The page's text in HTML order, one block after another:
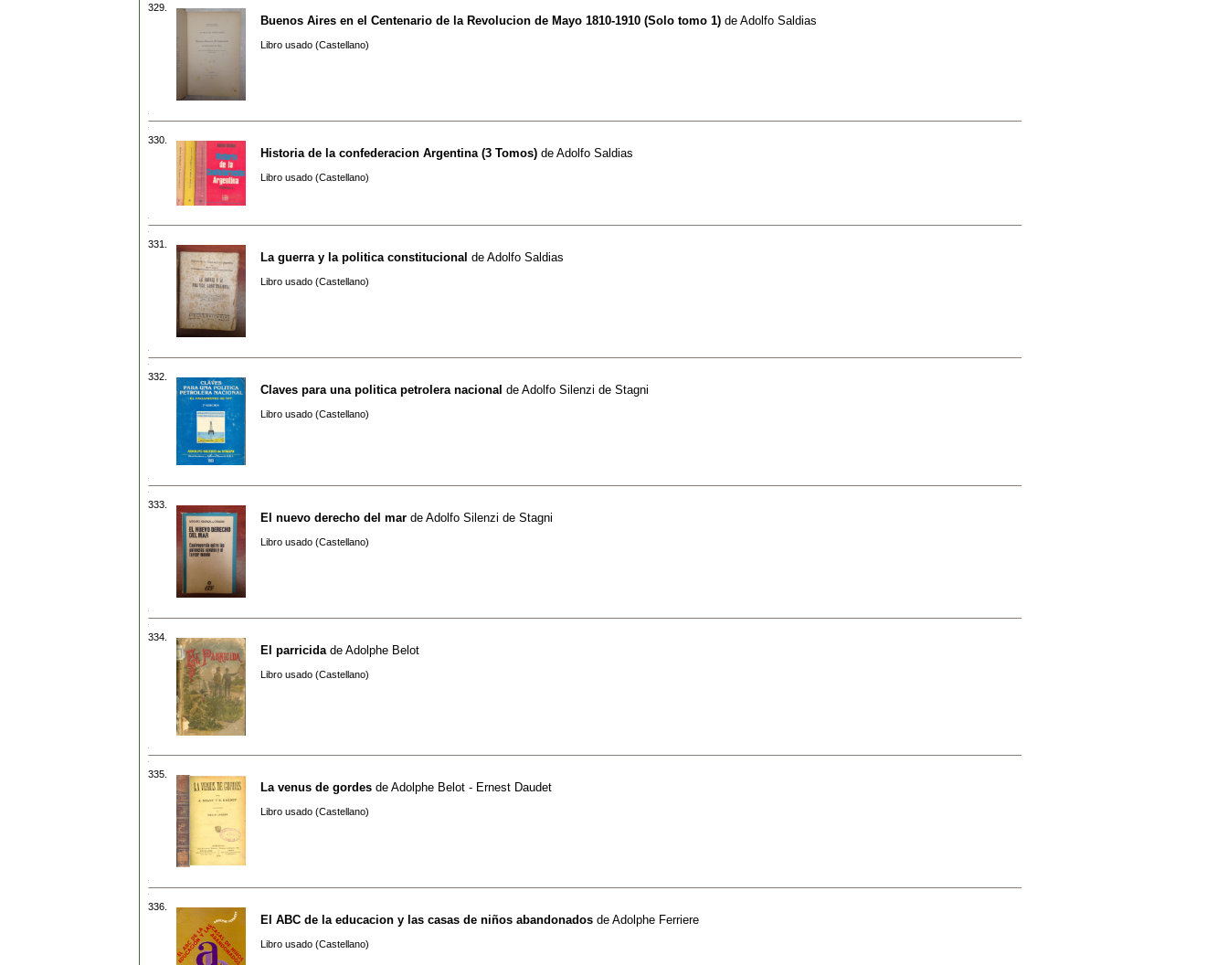
329.
Buenos Aires en el Centenario de la Revolucion de Mayo 1810-1910 (Solo tomo 1) de Adolfo Saldias
Libro usado (Castellano)
330.
Historia de la confederacion Argentina (3 Tomos) de Adolfo Saldias
Libro usado (Castellano)
331.
La guerra y la politica constitucional de Adolfo Saldias
Libro usado (Castellano)
332.
Claves para una politica petrolera nacional de Adolfo Silenzi de Stagni
Libro usado (Castellano)
333.
El nuevo derecho del mar de Adolfo Silenzi de Stagni
Libro usado (Castellano)
334.
El parricida de Adolphe Belot
Libro usado (Castellano)
335.
La venus de gordes de Adolphe Belot - Ernest Daudet
Libro usado (Castellano)
336.
El ABC de la educacion y las casas de niños abandonados de Adolphe Ferriere
Libro usado (Castellano)